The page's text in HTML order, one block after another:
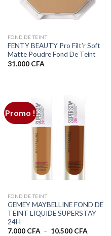
FOND DE TEINT
FENTY BEAUTY Pro Filt’r Soft
Matte Poudre Fond De Teint
31.000 CFA
Promo !
FOND DE TEINT
GEMEY MAYBELLINE FOND DE
TEINT LIQUIDE SUPERSTAY
24H
7.000 CFA – 10.500 CFAPlage